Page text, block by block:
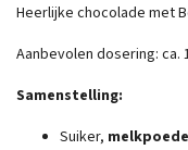
Heerlijke chocolade met
Aanbevolen dosering: ca.
Samenstelling:
Suiker,